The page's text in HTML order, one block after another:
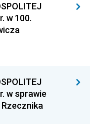
w 100.
w sprawie